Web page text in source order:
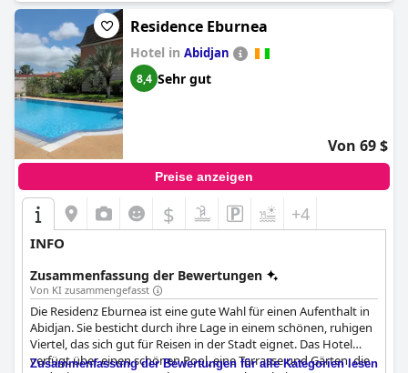
Residence Eburnea
Hotel in Abidjan
8,4 Sehr gut
Von 69 $
Preise anzeigen
$ +4
INFO
Zusammenfassung der Bewertungen
Von KI zusammengefasst
Die Residenz Eburnea ist eine gute Wahl für einen Aufenthalt in
Abidjan. Sie besticht durch ihre Lage in einem schönen, ruhigen
Viertel, das sich gut für Reisen in der Stadt eignet. Das Hotel
verfügt über einen schönen Pool, eine Terrasse und Gärten, die
Zusammenfassung der Bewertungen für alle Kategorien lesen